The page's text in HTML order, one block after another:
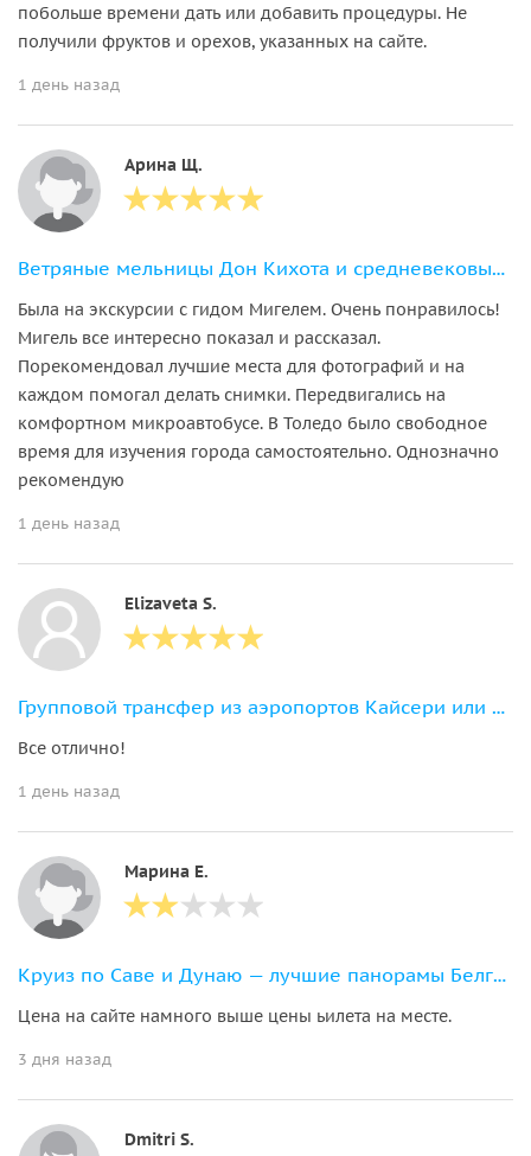
побольше времени дать или добавить процедуры. Не
получили фруктов и орехов, указанных на сайте.
1 день назад
Арина Щ.
Ветряные мельницы Дон Кихота и средневековый Толедо
Была на экскурсии с гидом Мигелем. Очень понравилось!
Мигель все интересно показал и рассказал.
Порекомендовал лучшие места для фотографий и на
каждом помогал делать снимки. Передвигались на
комфортном микроавтобусе. В Толедо было свободное
время для изучения города самостоятельно. Однозначно
рекомендую
1 день назад
Elizaveta S.
Групповой трансфер из аэропортов Кайсери или Невшехир
Все отлично!
1 день назад
Марина Е.
Круиз по Саве и Дунаю — лучшие панорамы Белграда с воды
Цена на сайте намного выше цены ьилета на месте.
3 дня назад
Dmitri S.